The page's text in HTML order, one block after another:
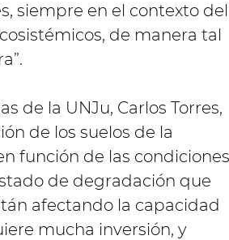
siempre en el contexto del
de manera tal
de la UNJu, Carlos Torres,
de los suelos de la
función de las condiciones
de degradación que
afectando la capacidad
mucha inversión, y